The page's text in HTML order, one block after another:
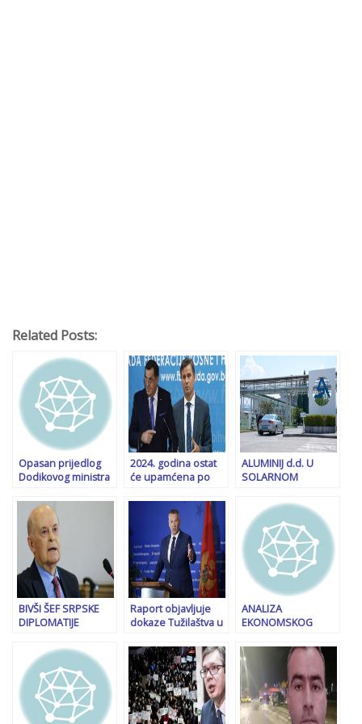
Related Posts:
Opasan prijedlog
Dodikovog ministra
ministara BiH:
Amidžić traži da se
ozakoni
neograničeno
povećanje
vrijednosti svih
projekta
2024. godina ostat
će upamćena po
prekretnice koje su
do tada bile
nezamislive
ALUMINIJ d.d. U
SOLARNOM
ugašene tvornice
glinice u Mostaru
gradit će se dvije
elektrane od 4,99
MW
BIVŠI ŠEF SRPSKE
DIPLOMATIJE
“Ne treba davati
povoda da se RS
optužuje za
separatizam!”
Raport objavljuje
dokaze Tužilaštva u
Nešića: ‘Range
Roverom mu pred
hotel dovezli
130.000 KM’. Pojavio
se novi svjedok…
ANALIZA
EKONOMSKOG
Minimalna plaća
povećana za 381
KM, ali troškovi
doprinosa rastu za
304 KM